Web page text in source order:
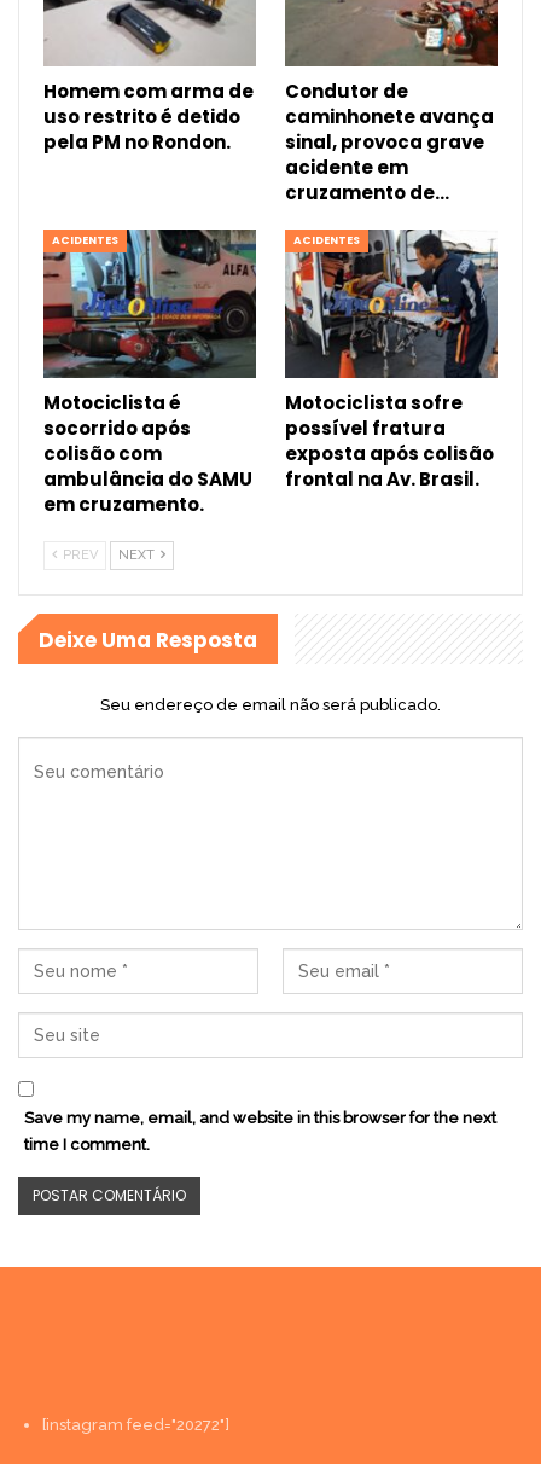
Homem com arma de
uso restrito é detido
pela PM no Rondon.
Condutor de
caminhonete avança
sinal, provoca grave
acidente em
cruzamento de…
ACIDENTES
Motociclista é
socorrido após
colisão com
ambulância do SAMU
em cruzamento.
ACIDENTES
Motociclista sofre
possível fratura
exposta após colisão
frontal na Av. Brasil.
PREV NEXT
Deixe Uma Resposta
Seu endereço de email não será publicado.
Save my name, email, and website in this browser for the next
time I comment.
[instagram feed="20272"]